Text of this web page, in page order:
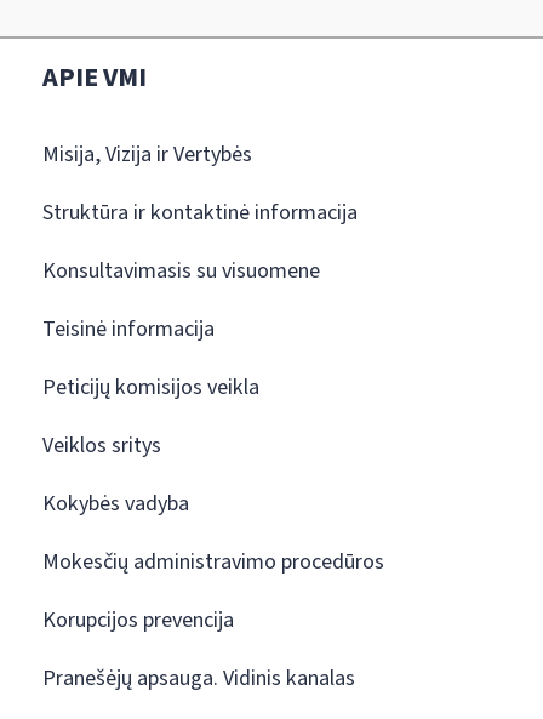
APIE VMI
Misija, Vizija ir Vertybės
Struktūra ir kontaktinė informacija
Konsultavimasis su visuomene
Teisinė informacija
Peticijų komisijos veikla
Veiklos sritys
Kokybės vadyba
Mokesčių administravimo procedūros
Korupcijos prevencija
Pranešėjų apsauga. Vidinis kanalas